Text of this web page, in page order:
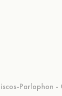
Parlophon -